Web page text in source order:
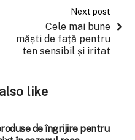
Next post
Cele mai bune
măști de față pentru
ten sensibil și iritat
like
de îngrijire pentru